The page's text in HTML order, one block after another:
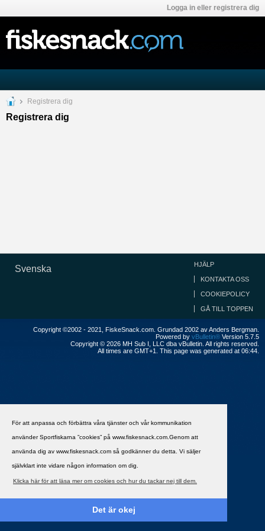
För att anpassa och förbättra våra tjänster och vår kommunikation
använder Sportfiskarna ”cookies” på www.fiskesnack.com.Genom att
använda dig av www.fiskesnack.com så godkänner du detta. Vi säljer
självklart inte vidare någon information om dig.
Klicka här för att läsa mer om cookies och hur du tackar nej till dem.
Det är okej
Logga in eller registrera dig
Registrera dig
Registrera dig
Svenska HJÄLP
KONTAKTA OSS
COOKIEPOLICY
GÅ TILL TOPPEN
Copyright ©2002 - 2021, FiskeSnack.com. Grundad 2002 av Anders Bergman.
Powered by vBulletin® Version 5.7.5
Copyright © 2026 MH Sub I, LLC dba vBulletin. All rights reserved.
All times are GMT+1. This page was generated at 06:44.